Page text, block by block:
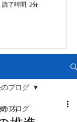
読了時間: 2分
ブログ
ブログ
: 1分